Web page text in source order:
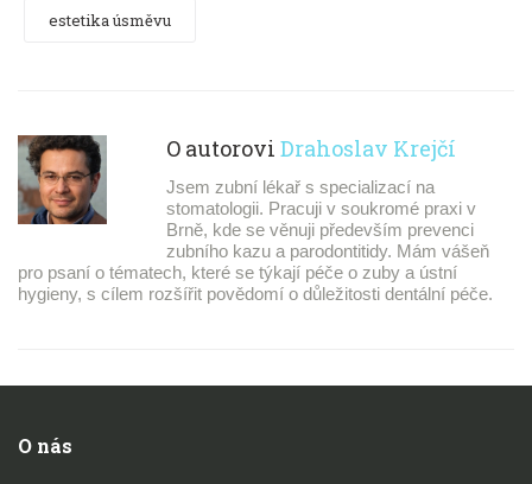
estetika úsměvu
O autorovi Drahoslav Krejčí
Jsem zubní lékař s specializací na
stomatologii. Pracuji v soukromé praxi v
Brně, kde se věnuji především prevenci
zubního kazu a parodontitidy. Mám vášeň
pro psaní o tématech, které se týkají péče o zuby a ústní
hygieny, s cílem rozšířit povědomí o důležitosti dentální péče.
O nás